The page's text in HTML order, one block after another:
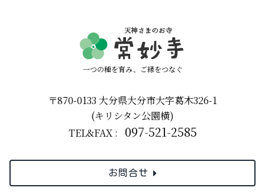
一つの種を育み、ご縁をつなぐ
〒870-0133 大分県大分市大字葛木326-1
(キリシタン公園横)
TEL&FAX :
097-521-2585
お問合せ